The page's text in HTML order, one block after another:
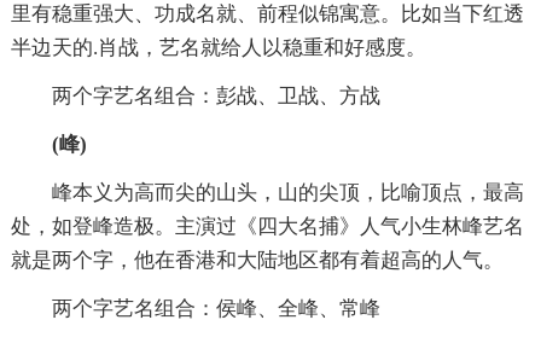
里有稳重强大、功成名就、前程似锦寓意。比如当下红透
半边天的.肖战，艺名就给人以稳重和好感度。
两个字艺名组合：彭战、卫战、方战
(峰)
峰本义为高而尖的山头，山的尖顶，比喻顶点，最高
处，如登峰造极。主演过《四大名捕》人气小生林峰艺名
就是两个字，他在香港和大陆地区都有着超高的人气。
两个字艺名组合：侯峰、全峰、常峰